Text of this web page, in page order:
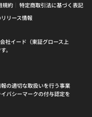
規約
特定商取引法に基づく表記
リース情報
社イード（東証グロース上
。
の適切な取扱いを行う事業
バシーマークの付与認定を